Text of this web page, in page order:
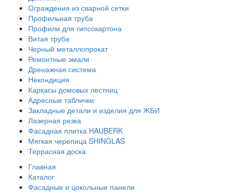
Ограждения из сварной сетки
Профильная труба
Профили для гипсокартона
Витая труба
Черный металлопрокат
Ремонтные эмали
Дренажная система
Некондиция
Каркасы домовых лестниц
Адресные таблички
Закладные детали и изделия для ЖБИ
Лазерная резка
Фасадная плитка HAUBERK
Мягкая черепица SHINGLAS
Террасная доска
Главная
Каталог
Фасадные и цокольные панели